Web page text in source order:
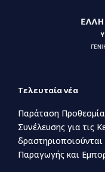
Τελευταία νέα
Παράταση
Συνέλευσης για τις
Παραγωγής και